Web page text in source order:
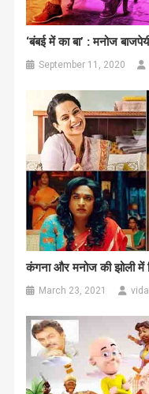
‘बंबई में का बा’ : मनोज
September 11, 2020
कंगना और मनोज की झोली में
March 23, 2021